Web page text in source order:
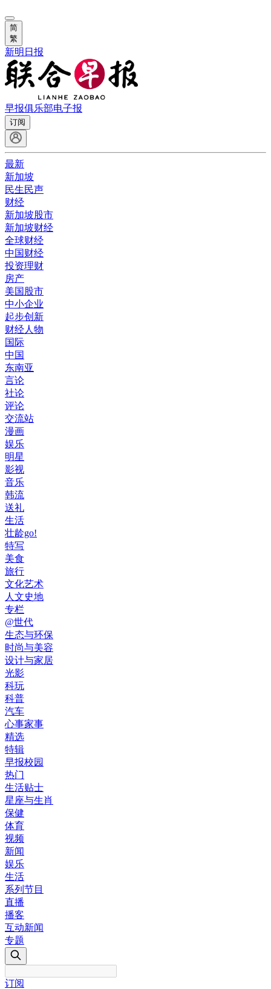
简
繁
新明日报
早报俱乐部电子报
订阅
最新
新加坡
民生民声
财经
新加坡股市
新加坡财经
全球财经
中国财经
投资理财
房产
美国股市
中小企业
起步创新
财经人物
国际
中国
东南亚
言论
社论
评论
交流站
漫画
娱乐
明星
影视
音乐
韩流
送礼
生活
壮龄go!
特写
美食
旅行
文化艺术
人文史地
专栏
@世代
生态与环保
时尚与美容
设计与家居
光影
科玩
科普
汽车
心事家事
精选
特辑
早报校园
热门
生活贴士
星座与生肖
保健
体育
视频
新闻
娱乐
生活
系列节目
直播
播客
互动新闻
专题
订阅